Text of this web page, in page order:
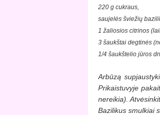
220 g cukraus,
saujelės šviežių
1 žaliosios citrinos
3 šaukštai degtinės
1/4 šaukštelio jūros
Arbūzą
Prikaistuvyje
nereikia).
Bazilikus smulkiai